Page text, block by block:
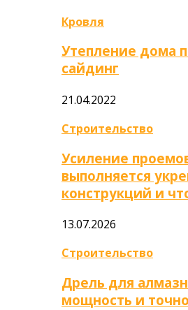
Кровля
Утепление дома
сайдинг
21.04.2022
Строительство
Усиление
выполняется
конструкций и
13.07.2026
Строительство
Дрель для
мощность и